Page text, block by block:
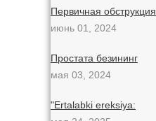
Первичная обструкция
июнь 01, 2024
Простата безининг
мая 03, 2024
"Ertalabki ereksiya: